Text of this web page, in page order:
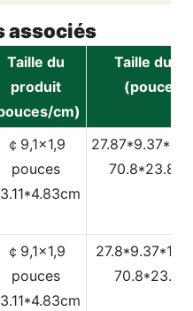
associés
Taille du
produit
cm)
Taille du
(pouces/
￠9,1x1,9
pouces
￠9,1x1,9
pouces